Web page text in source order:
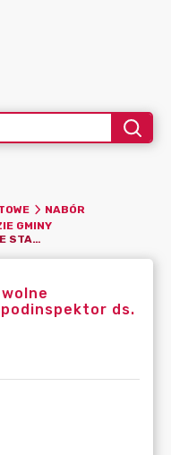
NABÓR
GMINY
OGŁOSZENIE O NABORZE NA WOLNE STANOWISKO URZĘDNICZE - PODINSPEKTOR DS. PROMOCJI
ds.